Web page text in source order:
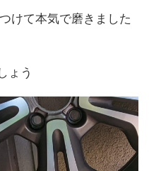
けて本気で磨きました
ょう